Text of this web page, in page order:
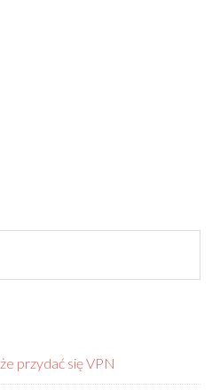
przydać się VPN